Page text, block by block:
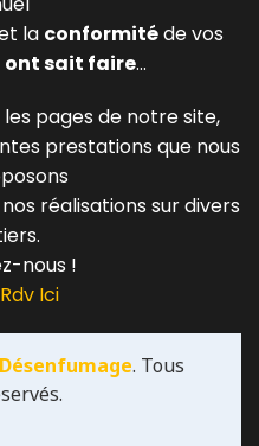
la conformitéde vos
ont sait faire...
pages de notre site,
prestations que nous
réalisations sur divers
nous !
Ici
. Tous